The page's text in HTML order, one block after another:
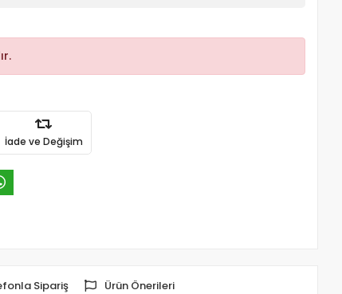
İade ve Değişim
Sipariş Ürün Önerileri